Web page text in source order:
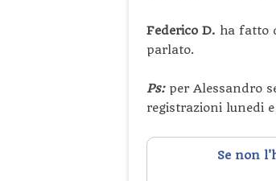
Federico D. ha fatto
parlato.
Ps: per Alessandro
registrazioni lunedi
Se non